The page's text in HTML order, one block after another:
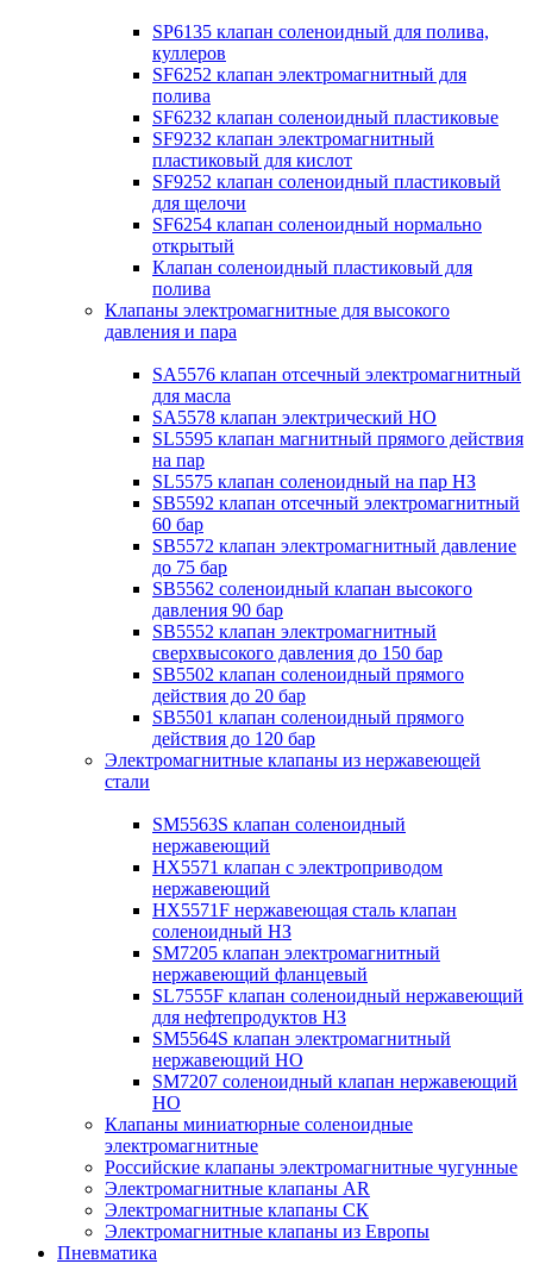
SP6135 клапан соленоидный для полива,
куллеров
SF6252 клапан электромагнитный для
полива
SF6232 клапан соленоидный пластиковые
SF9232 клапан электромагнитный
пластиковый для кислот
SF9252 клапан соленоидный пластиковый
для щелочи
SF6254 клапан соленоидный нормально
открытый
Клапан соленоидный пластиковый для
полива
Клапаны электромагнитные для высокого
давления и пара
SA5576 клапан отсечный электромагнитный
для масла
SA5578 клапан электрический НО
SL5595 клапан магнитный прямого действия
на пар
SL5575 клапан соленоидный на пар НЗ
SB5592 клапан отсечный электромагнитный
60 бар
SB5572 клапан электромагнитный давление
до 75 бар
SB5562 соленоидный клапан высокого
давления 90 бар
SB5552 клапан электромагнитный
сверхвысокого давления до 150 бар
SB5502 клапан соленоидный прямого
действия до 20 бар
SB5501 клапан соленоидный прямого
действия до 120 бар
Электромагнитные клапаны из нержавеющей
стали
SM5563S клапан соленоидный
нержавеющий
HX5571 клапан с электроприводом
нержавеющий
HX5571F нержавеющая сталь клапан
соленоидный НЗ
SM7205 клапан электромагнитный
нержавеющий фланцевый
SL7555F клапан соленоидный нержавеющий
для нефтепродуктов НЗ
SM5564S клапан электромагнитный
нержавеющий НО
SM7207 соленоидный клапан нержавеющий
НО
Клапаны миниатюрные соленоидные
электромагнитные
Российские клапаны электромагнитные чугунные
Электромагнитные клапаны AR
Электромагнитные клапаны СК
Электромагнитные клапаны из Европы
Пневматика